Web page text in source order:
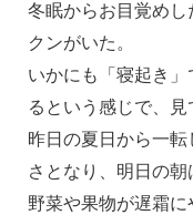
冬眠からお目覚め
クンがいた。
いかにも「寝起き
るという感じで、見
昨日の夏日から一
さとなり、明日の朝
野菜や果物が遅霜